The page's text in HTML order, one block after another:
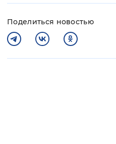
Поделиться новостью